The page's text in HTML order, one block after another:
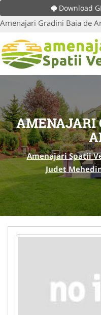
Download
Amenajari Gradini Baia de
AMENAJARI
Amenajari Spatii
Judet